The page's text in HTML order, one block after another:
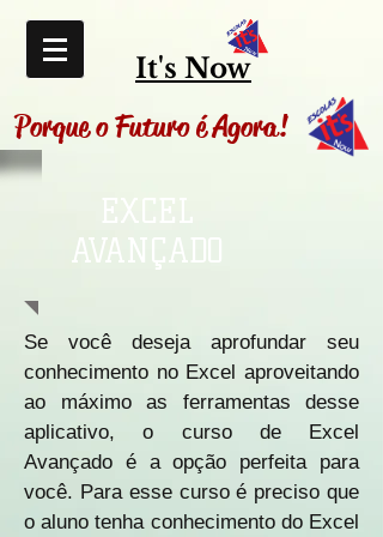
It's Now
Porque o Futuro é Agora!
EXCEL
AVANÇADO
Se você deseja aprofundar seu
conhecimento no Excel aproveitando
ao máximo as ferramentas desse
aplicativo, o curso de Excel
Avançado é a opção perfeita para
você. Para esse curso é preciso que
o aluno tenha conhecimento do Excel